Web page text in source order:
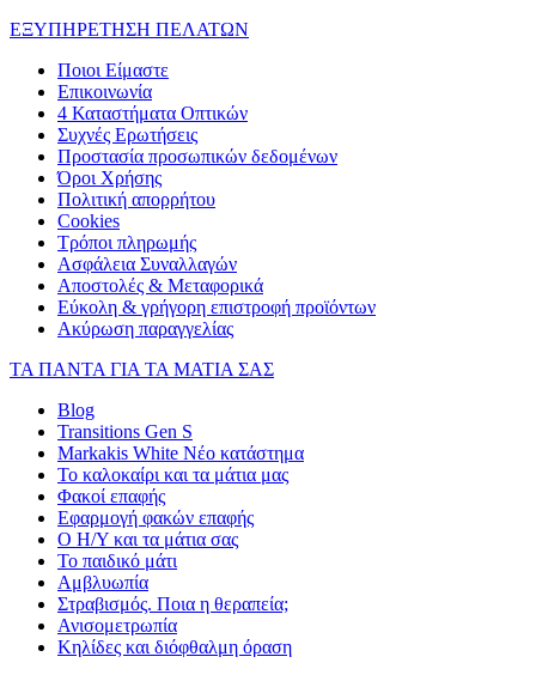
ΕΞΥΠΗΡΕΤΗΣΗ ΠΕΛΑΤΩΝ
Ποιοι Είμαστε
Επικοινωνία
4 Καταστήματα Οπτικών
Συχνές Ερωτήσεις
Προστασία προσωπικών δεδομένων
Όροι Χρήσης
Πολιτική απορρήτου
Cookies
Τρόποι πληρωμής
Ασφάλεια Συναλλαγών
Αποστολές & Μεταφορικά
Εύκολη & γρήγορη επιστροφή προϊόντων
Ακύρωση παραγγελίας
ΤΑ ΠΑΝΤΑ ΓΙΑ ΤΑ ΜΑΤΙΑ ΣΑΣ
Blog
Transitions Gen S
Markakis White Νέο κατάστημα
Το καλοκαίρι και τα μάτια μας
Φακοί επαφής
Εφαρμογή φακών επαφής
Ο Η/Υ και τα μάτια σας
Το παιδικό μάτι
Αμβλυωπία
Στραβισμός. Ποια η θεραπεία;
Ανισομετρωπία
Κηλίδες και διόφθαλμη όραση